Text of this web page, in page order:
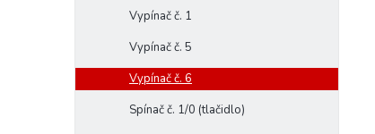
Vypínač č. 1
Vypínač č. 5
Vypínač č. 6
Spínač č. 1/0 (tlačidlo)